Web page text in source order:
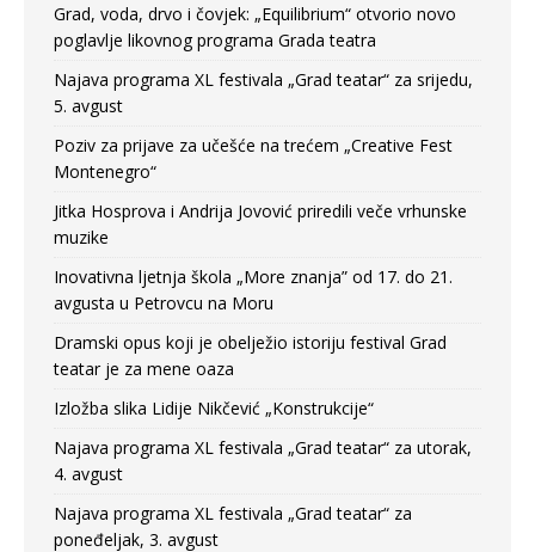
Grad, voda, drvo i čovjek: „Equilibrium“ otvorio novo
poglavlje likovnog programa Grada teatra
Najava programa XL festivala „Grad teatar“ za srijedu,
5. avgust
Poziv za prijave za učešće na trećem „Creative Fest
Montenegro“
Jitka Hosprova i Andrija Jovović priredili veče vrhunske
muzike
Inovativna ljetnja škola „More znanja” od 17. do 21.
avgusta u Petrovcu na Moru
Dramski opus koji je obelježio istoriju festival Grad
teatar je za mene oaza
Izložba slika Lidije Nikčević „Konstrukcije“
Najava programa XL festivala „Grad teatar“ za utorak,
4. avgust
Najava programa XL festivala „Grad teatar“ za
poneđeljak, 3. avgust